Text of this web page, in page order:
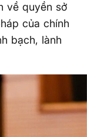
về quyền sở
của chính
bạch, lành